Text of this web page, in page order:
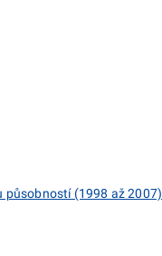
působností (1998 až 2007)